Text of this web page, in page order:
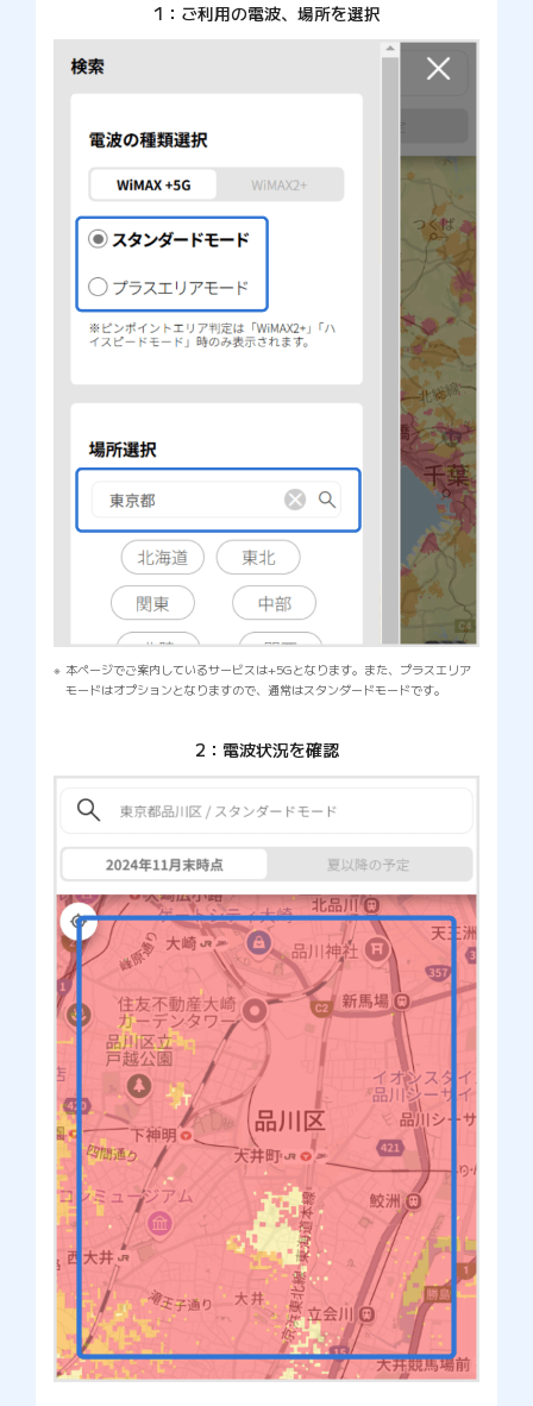
1：ご利用の電波、場所を選択
本ページでご案内しているサービスは+5Gとなります。また、プラスエリア
モードはオプションとなりますので、通常はスタンダードモードです。
2：電波状況を確認